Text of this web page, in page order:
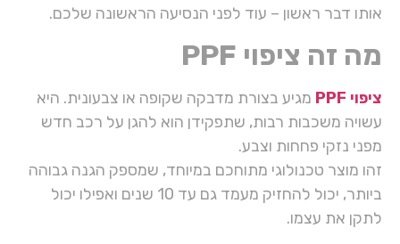
אותו דבר ראשון – עוד לפני הנסיעה הראשונה שלכם.
מה זה ציפוי PPF
ציפוי PPF
מגיע בצורת מדבקה שקופה או צבעונית. היא
עשויה משכבות רבות, שתפקידן הוא להגן על רכב חדש
מפני נזקי פחחות וצבע.
זהו מוצר טכנולוגי מתוחכם במיוחד, שמספק הגנה גבוהה
ביותר, יכול להחזיק מעמד גם עד 10 שנים ואפילו יכול
לתקן את עצמו.